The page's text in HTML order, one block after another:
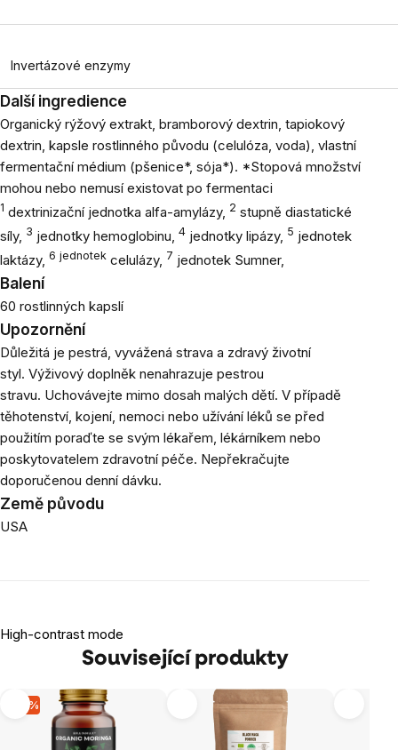
Invertázové enzymy
Další ingredience
Organický rýžový extrakt, bramborový dextrin, tapiokový
dextrin, kapsle rostlinného původu (celulóza, voda), vlastní
fermentační médium (pšenice*, sója*). *Stopová množství
mohou nebo nemusí existovat po fermentaci
1 dextrinizační jednotka alfa-amylázy, 2 stupně diastatické
síly, 3 jednotky hemoglobinu, 4 jednotky lipázy, 5 jednotek
laktázy, 6 jednotek celulázy, 7 jednotek Sumner,
Balení
60 rostlinných kapslí
Upozornění
Důležitá je pestrá, vyvážená strava a zdravý životní
styl. Výživový doplněk nenahrazuje pestrou
stravu. Uchovávejte mimo dosah malých dětí. V případě
těhotenství, kojení, nemoci nebo užívání léků se před
použitím poraďte se svým lékařem, lékárníkem nebo
poskytovatelem zdravotní péče. Nepřekračujte
doporučenou denní dávku.
Země původu
USA
High-contrast mode
Související produkty
-15 %